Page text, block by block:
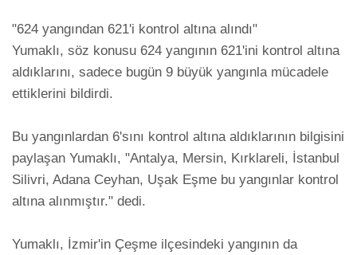
"624 yangından 621'i kontrol altına alındı"
Yumaklı, söz konusu 624 yangının 621'ini kontrol altına
aldıklarını, sadece bugün 9 büyük yangınla mücadele
ettiklerini bildirdi.
Bu yangınlardan 6'sını kontrol altına aldıklarının bilgisini
paylaşan Yumaklı, "Antalya, Mersin, Kırklareli, İstanbul
Silivri, Adana Ceyhan, Uşak Eşme bu yangınlar kontrol
altına alınmıştır." dedi.
Yumaklı, İzmir'in Çeşme ilçesindeki yangının da